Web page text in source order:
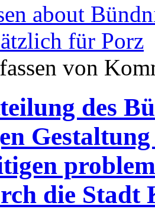
about
für Porz
von
des
die Stadt